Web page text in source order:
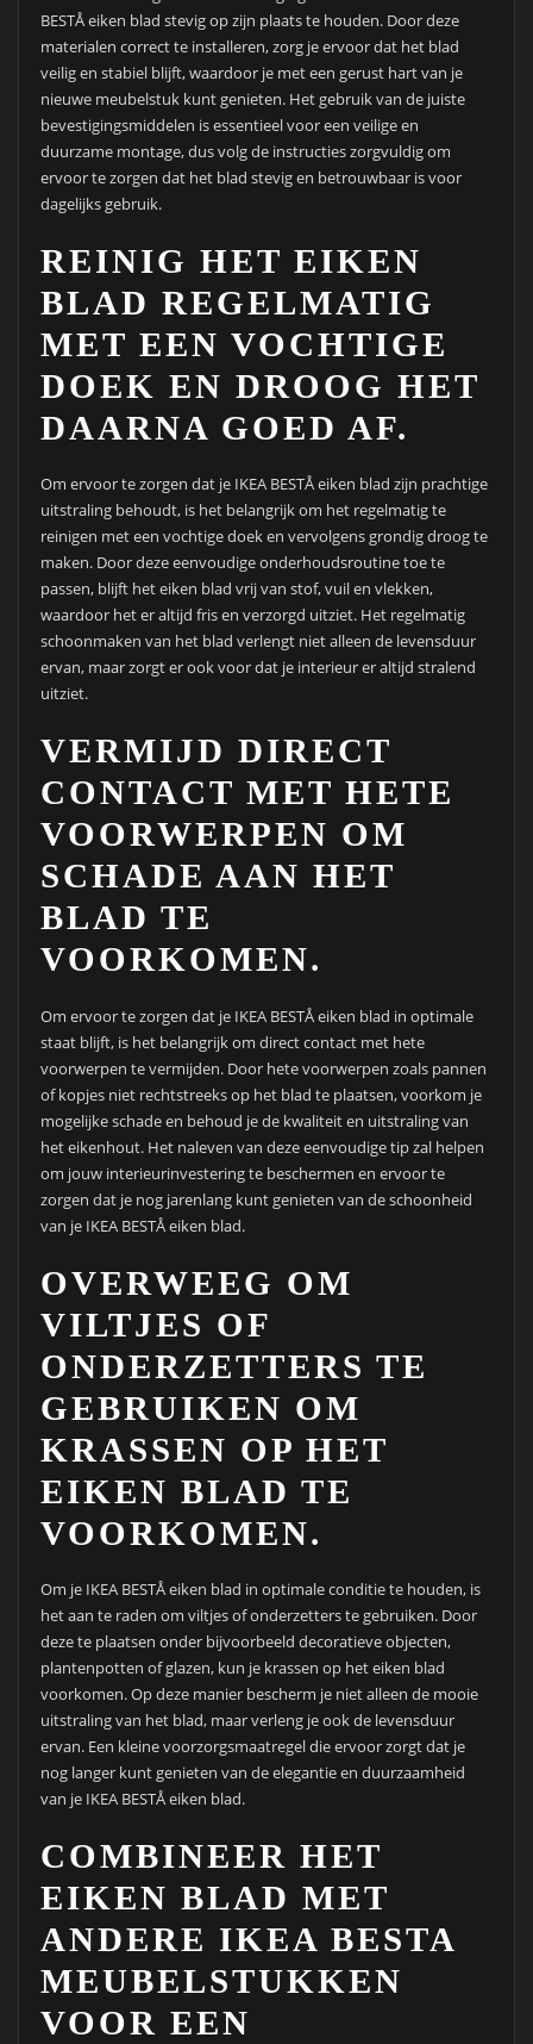
BESTÅ eiken blad stevig op zijn plaats te houden. Door deze
materialen correct te installeren, zorg je ervoor dat het blad
veilig en stabiel blijft, waardoor je met een gerust hart van je
nieuwe meubelstuk kunt genieten. Het gebruik van de juiste
bevestigingsmiddelen is essentieel voor een veilige en
duurzame montage, dus volg de instructies zorgvuldig om
ervoor te zorgen dat het blad stevig en betrouwbaar is voor
dagelijks gebruik.
REINIG HET EIKEN
BLAD REGELMATIG
MET EEN VOCHTIGE
DOEK EN DROOG HET
DAARNA GOED AF.
Om ervoor te zorgen dat je IKEA BESTÅ eiken blad zijn prachtige
uitstraling behoudt, is het belangrijk om het regelmatig te
reinigen met een vochtige doek en vervolgens grondig droog te
maken. Door deze eenvoudige onderhoudsroutine toe te
passen, blijft het eiken blad vrij van stof, vuil en vlekken,
waardoor het er altijd fris en verzorgd uitziet. Het regelmatig
schoonmaken van het blad verlengt niet alleen de levensduur
ervan, maar zorgt er ook voor dat je interieur er altijd stralend
uitziet.
VERMIJD DIRECT
CONTACT MET HETE
VOORWERPEN OM
SCHADE AAN HET
BLAD TE
VOORKOMEN.
Om ervoor te zorgen dat je IKEA BESTÅ eiken blad in optimale
staat blijft, is het belangrijk om direct contact met hete
voorwerpen te vermijden. Door hete voorwerpen zoals pannen
of kopjes niet rechtstreeks op het blad te plaatsen, voorkom je
mogelijke schade en behoud je de kwaliteit en uitstraling van
het eikenhout. Het naleven van deze eenvoudige tip zal helpen
om jouw interieurinvestering te beschermen en ervoor te
zorgen dat je nog jarenlang kunt genieten van de schoonheid
van je IKEA BESTÅ eiken blad.
OVERWEEG OM
VILTJES OF
ONDERZETTERS TE
GEBRUIKEN OM
KRASSEN OP HET
EIKEN BLAD TE
VOORKOMEN.
Om je IKEA BESTÅ eiken blad in optimale conditie te houden, is
het aan te raden om viltjes of onderzetters te gebruiken. Door
deze te plaatsen onder bijvoorbeeld decoratieve objecten,
plantenpotten of glazen, kun je krassen op het eiken blad
voorkomen. Op deze manier bescherm je niet alleen de mooie
uitstraling van het blad, maar verleng je ook de levensduur
ervan. Een kleine voorzorgsmaatregel die ervoor zorgt dat je
nog langer kunt genieten van de elegantie en duurzaamheid
van je IKEA BESTÅ eiken blad.
COMBINEER HET
EIKEN BLAD MET
ANDERE IKEA BESTA
MEUBELSTUKKEN
VOOR EEN